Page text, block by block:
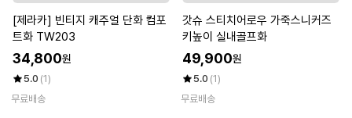
[제라카] 빈티지 캐주얼 단화 컴포
트화 TW203
34,800원
5.0 (1)
무료배송
갓슈 스티치어로우 가죽스니커즈
키높이 실내골프화
49,900원
5.0 (1)
무료배송